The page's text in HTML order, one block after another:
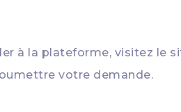
à la plateforme, visitez le
votre demande.